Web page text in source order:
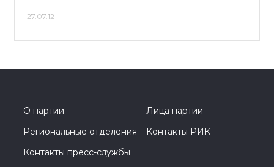
27.07.12
О партии
Лица партии
Региональные отделения
Контакты РИК
Контакты пресс-службы